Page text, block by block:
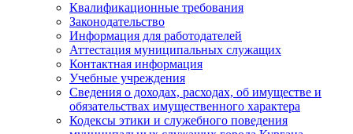
Квалификационные требования
Законодательство
Информация для работодателей
Аттестация муниципальных служащих
Контактная информация
Учебные учреждения
Сведения о доходах, расходах, об имуществе и
обязательствах имущественного характера
Кодексы этики и служебного поведения